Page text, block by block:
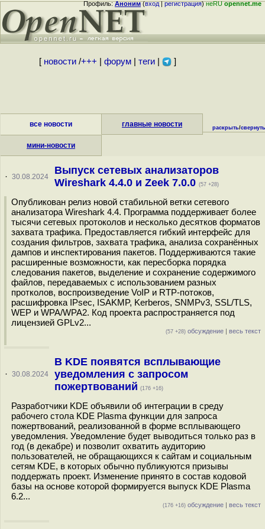
Профиль:Аноним(вход|регистрация)неRUopennet.me
[ новости/+++ форум| теги| ]
все новости главные новости
мини-новости
раскрыть/свернуть
· 30.08.2024
Выпуск сетевых анализаторов
Wireshark 4.4.0 и Zeek 7.0.0 (57 +28)
Опубликован релиз новой стабильной ветки сетевого
анализатора Wireshark 4.4. Программа поддерживает более
тысячи сетевых протоколов и несколько десятков форматов
захвата трафика. Предоставляется гибкий интерфейс для
создания фильтров, захвата трафика, анализа сохранённых
дампов и инспектирования пакетов. Поддерживаются такие
расширенные возможности, как пересборка порядка
следования пакетов, выделение и сохранение содержимого
файлов, передаваемых с использованием разных
протколов, воспроизведение VoIP и RTP-потоков,
расшифровка IPsec, ISAKMP, Kerberos, SNMPv3, SSL/TLS,
WEP и WPA/WPA2. Код проекта распространяется под
лицензией GPLv2...
(57 +28) обсуждение | весь текст
· 30.08.2024
В KDE появятся всплывающие
уведомления с запросом
пожертвований (176 +16)
Разработчики KDE объявили об интеграции в среду
рабочего стола KDE Plasma функции для запроса
пожертвований, реализованной в форме всплывающего
уведомления. Уведомление будет выводиться только раз в
год (в декабре) и позволит охватить аудиторию
пользователей, не обращающихся к сайтам и социальным
сетям KDE, в которых обычно публикуются призывы
поддержать проект. Изменение принято в состав кодовой
базы на основе которой формируется выпуск KDE Plasma
6.2...
(176 +16) обсуждение | весь текст